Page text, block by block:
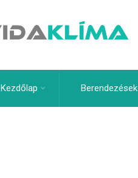
Kezdőlap Berendezések